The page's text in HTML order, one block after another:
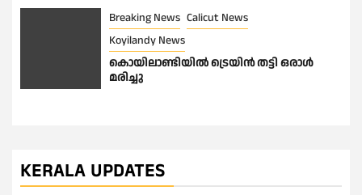
Breaking News Calicut News
Koyilandy News
കൊയിലാണ്ടിയിൽ ട്രെയിൻ തട്ടി ഒരാൾ
മരിച്ചു
KERALA UPDATES